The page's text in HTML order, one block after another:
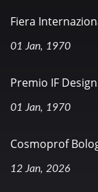
Fiera
01 Jan, 1970
Premio IF Design
01 Jan, 1970
Cosmoprof
12 Jan, 2026